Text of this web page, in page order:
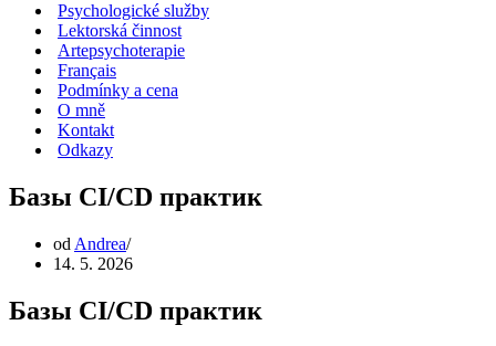
Psychologické služby
Lektorská činnost
Artepsychoterapie
Français
Podmínky a cena
O mně
Kontakt
Odkazy
Базы CI/CD практик
od Andrea
14. 5. 2026
Базы CI/CD практик